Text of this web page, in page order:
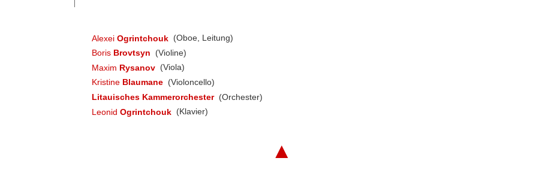
Alexei Ogrintchouk (Oboe, Leitung)
Boris Brovtsyn
(Violine)
Maxim Rysanov (Viola)
Kristine Blaumane (Violoncello)
Litauisches Kammerorchester (Orchester)
Leonid Ogrintchouk (Klavier)
▲